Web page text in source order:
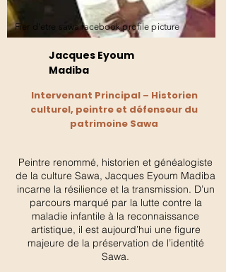
Fier d'etre sawa facebook profile picture
Jacques Eyoum
Madiba
Intervenant Principal – Historien
culturel, peintre et défenseur du
patrimoine Sawa
Peintre renommé, historien et généalogiste
de la culture Sawa, Jacques Eyoum Madiba
incarne la résilience et la transmission. D’un
parcours marqué par la lutte contre la
maladie infantile à la reconnaissance
artistique, il est aujourd’hui une figure
majeure de la préservation de l’identité
Sawa.